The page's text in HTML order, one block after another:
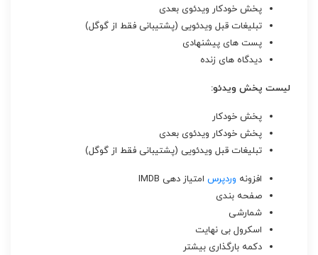
پخش خودکار ویدئوی بعدی
تبلیغات قبل ویدئویی (پشتیبانی فقط از گوگل)
پست های پیشنهادی
دیدگاه های زنده
لیست پخش ویدئو:
پخش خودکار
پخش خودکار ویدئوی بعدی
تبلیغات قبل ویدئویی (پشتیبانی فقط از گوگل)
افزونه وردپرس امتیاز دهی IMDB
صفحه بندی
شمارشی
اسکرول بی نهایت
دکمه بارگذاری بیشتر